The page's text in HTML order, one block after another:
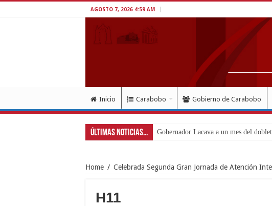
AGOSTO 7, 2026 4:59 AM
Inicio Carabobo Gobierno de Carabobo
Últimas Noticias... Inició en Carabobo proces
Home / Celebrada Segunda Gran Jornada de Atención
H11